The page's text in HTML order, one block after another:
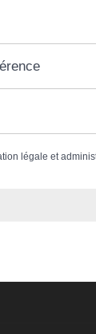
légale et